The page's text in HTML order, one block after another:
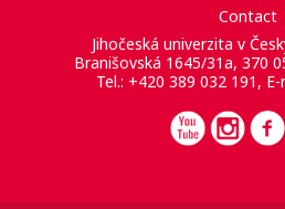
Contact
Jihočeská univerzita v
Branišovská 1645/31a, 370
Tel.: +420 389 032 191, E-